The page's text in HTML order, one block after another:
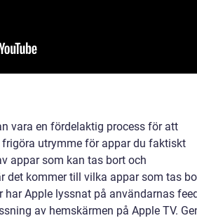
vara en fördelaktig process för att
utrymme för appar du faktiskt
appar som kan tas bort och
det kommer till vilka appar som tas
Apple lyssnat på användarnas
av hemskärmen på Apple TV.